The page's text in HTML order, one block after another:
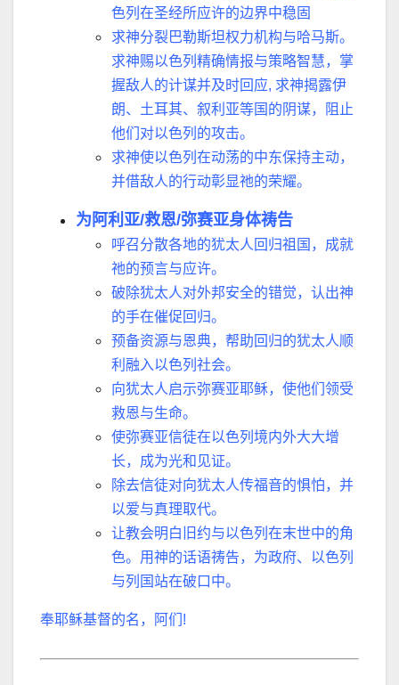
色列在圣经所应许的边界中稳 固
求神分裂巴勒斯坦权力机构与哈马斯。
求神赐以色列精确情报与策略智慧，掌
握敌人的计谋并及时回应, 求神揭露伊
朗、土耳其、叙利亚等国的阴谋，阻止
他们对以色列的攻击。
求神使以色列在动荡的中东保持主动，
并借敌人的行动彰显祂的荣耀。
为阿利亚/救恩/弥赛亚身体祷告
呼召分散各地的犹太人回归祖国，成就
祂的预言与应许。
破除犹太人对外邦安全的错觉，认出神
的手在催促回归。
预备资源与恩典，帮助回归的犹太人顺
利融入以色列社会。
向犹太人启示弥赛亚耶稣，使他们领受
救恩与生命。
使弥赛亚信徒在以色列境内外大大增
长，成为光和见证。
除去信徒对向犹太人传福音的惧怕，并
以爱与真理取代。
让教会明白旧约与以色列在末世中的角
色。用神的话语祷告，为政府、以色列
与列国站在破口中。
奉耶稣基督的名，阿们 !